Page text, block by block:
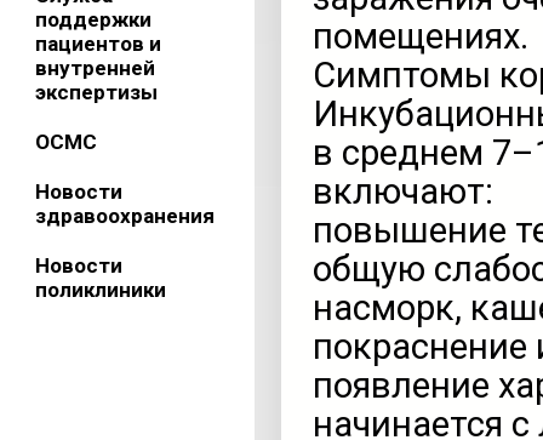
поддержки
пациентов и
внутренней
экспертизы
ОСМС
Новости
здравоохранения
Новости
поликлиники
помещениях.
Симптомы
в среднем
включают:
повышение
общую
насморк,
покраснение
появление
начинается